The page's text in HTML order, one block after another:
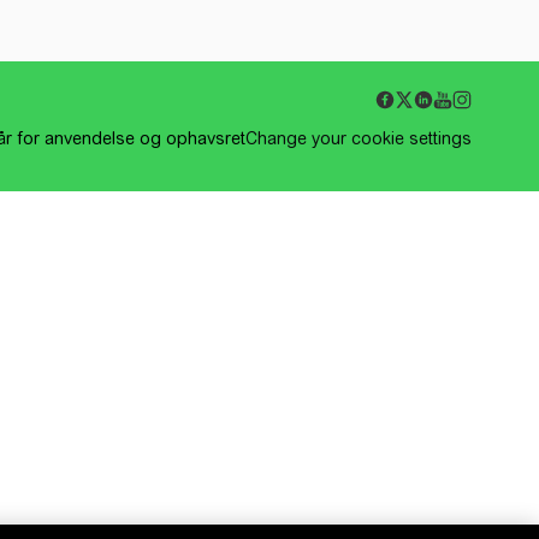
for anvendelse og ophavsretChange your cookie settings